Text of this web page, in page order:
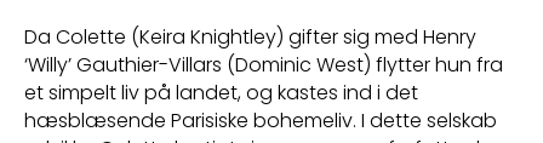
Da Colette (Keira Knightley) gifter sig med Henry
‘Willy’ Gauthier-Villars (Dominic West) flytter hun fra
et simpelt liv på landet, og kastes ind i det
hæsblæsende Parisiske bohemeliv. I dette selskab